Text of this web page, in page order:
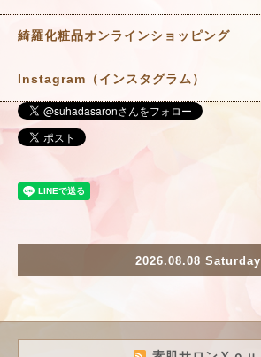
綺羅化粧品オンラインショッピング
Instagram（インスタグラム）
2026.08.08 Saturday